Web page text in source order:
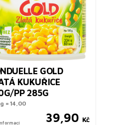
GOLD
KUKUŘICE
PP 285G
= 14,00
39,90 Kč